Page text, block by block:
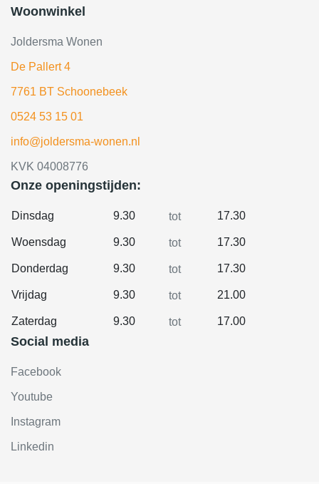
Woonwinkel
Joldersma Wonen
De Pallert 4
7761 BT Schoonebeek
0524 53 15 01
info@joldersma-wonen.nl
KVK 04008776
Onze openingstijden:
Dinsdag 9.30 tot 17.30
Woensdag 9.30 tot 17.30
Donderdag 9.30 tot 17.30
Vrijdag 9.30 tot 21.00
Zaterdag 9.30 tot 17.00
Social media
Facebook
Youtube
Instagram
Linkedin